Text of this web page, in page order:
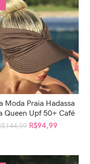
AO CARRINHO
Moda Praia Hadassa
Queen Upf 50+ Café
144,99 R$94,99